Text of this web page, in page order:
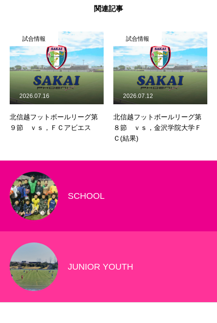
関連記事
試合情報
北信越フットボールリーグ第
９節 ｖｓ，ＦＣアビエス
2026.07.16
試合情報
北信越フットボールリーグ第
８節 ｖｓ，金沢学院大学Ｆ
Ｃ(結果)
2026.07.12
SCHOOL
JUNIOR YOUTH